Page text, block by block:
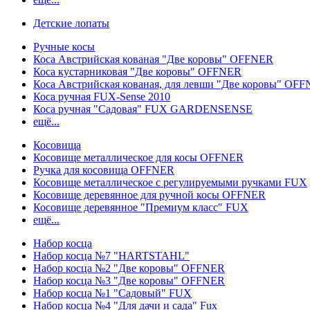
Детские лопаты
Ручные косы
Коса Австрийская кованая "Две коровы" OFFNER
Коса кустарниковая "Две коровы" OFFNER
Коса Австрийская кованая, для левши "Две коровы"
Коса ручная FUX-Sense 2010
Коса ручная "Садовая" FUX GARDENSENSE
ещё...
Косовища
Косовище металлическое для косы OFFNER
Ручка для косовища OFFNER
Косовище металлическое с регулируемыми ручками FUX
Косовище деревянное для ручной косы OFFNER
Косовище деревянное "Премиум класс" FUX
ещё...
Набор косца
Набор косца №7 "HARTSTAHL"
Набор косца №2 "Две коровы" OFFNER
Набор косца №3 "Две коровы" OFFNER
Набор косца №1 "Садовый" FUX
Набор косца №4 "Для дачи и сада" Fux